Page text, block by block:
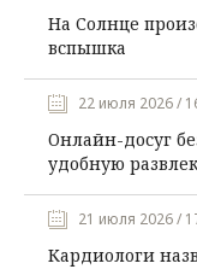
На Солнце
вспышка
22 июля 2026 /
Онлайн-досуг
удобную
21 июля 2026 /
Кардиологи